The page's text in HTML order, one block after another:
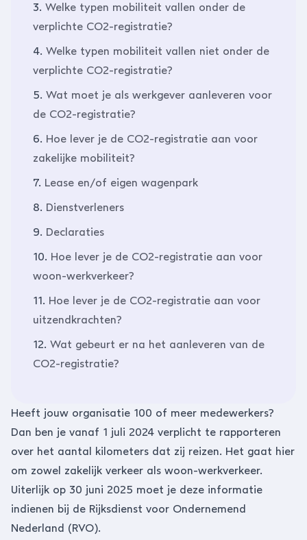
3. Welke typen mobiliteit vallen onder de
verplichte CO2-registratie?
4. Welke typen mobiliteit vallen niet onder de
verplichte CO2-registratie?
5. Wat moet je als werkgever aanleveren voor
de CO2-registratie?
6. Hoe lever je de CO2-registratie aan voor
zakelijke mobiliteit?
7. Lease en/of eigen wagenpark
8. Dienstverleners
9. Declaraties
10. Hoe lever je de CO2-registratie aan voor
woon-werkverkeer?
11. Hoe lever je de CO2-registratie aan voor
uitzendkrachten?
12. Wat gebeurt er na het aanleveren van de
CO2-registratie?
Heeft jouw organisatie 100 of meer medewerkers?
Dan ben je vanaf 1 juli 2024 verplicht te rapporteren
over het aantal kilometers dat zij reizen. Het gaat hier
om zowel zakelijk verkeer als woon-werkverkeer.
Uiterlijk op 30 juni 2025 moet je deze informatie
indienen bij de Rijksdienst voor Ondernemend
Nederland (RVO).